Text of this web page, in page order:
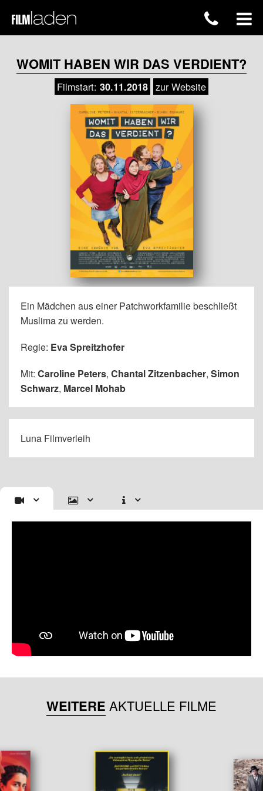
WOMIT HABEN WIR DAS VERDIENT?
Filmstart: 30.11.2018 zur Website
Ein Mädchen aus einer Patchworkfamilie beschließt
Muslima zu werden.
Regie: Eva Spreitzhofer
Mit: Caroline Peters, Chantal Zitzenbacher, Simon
Schwarz, Marcel Mohab
Luna Filmverleih
WEITERE AKTUELLE FILME